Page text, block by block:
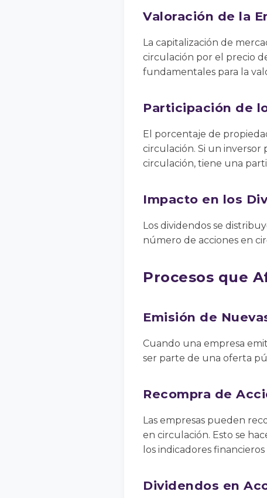
Valoración de la
La capitalización de
circulación por el precio
fundamentales para la
Participación de
El porcentaje de
circulación. Si un inversor
circulación, tiene una
Impacto en los
Los dividendos se
número de acciones en
Procesos que
Emisión de
Cuando una empresa
ser parte de una oferta
Recompra de
Las empresas pueden
en circulación. Esto se
los indicadores
Dividendos en